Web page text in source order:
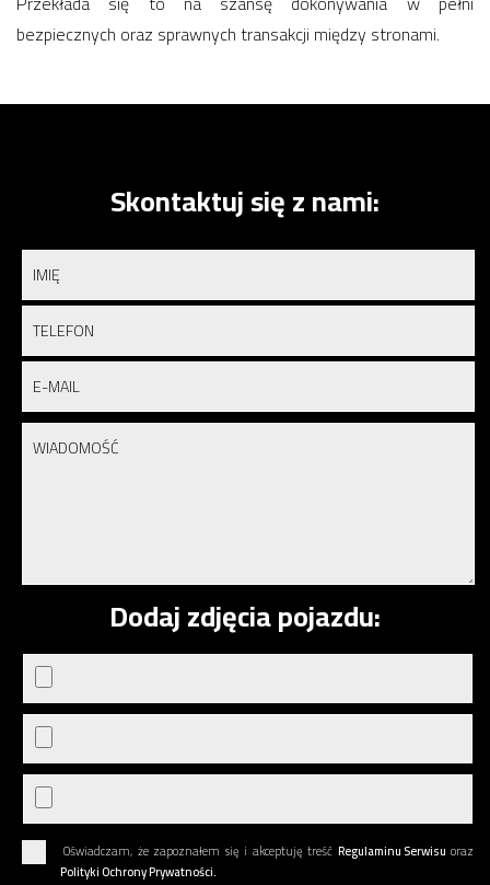
bezpiecznych oraz sprawnych transakcji między stronami.
Skontaktuj się z nami:
Dodaj zdjęcia pojazdu:
Oświadczam, że zapoznałem się i akceptuję treść Regulaminu Serwisu oraz
Polityki Ochrony Prywatności.